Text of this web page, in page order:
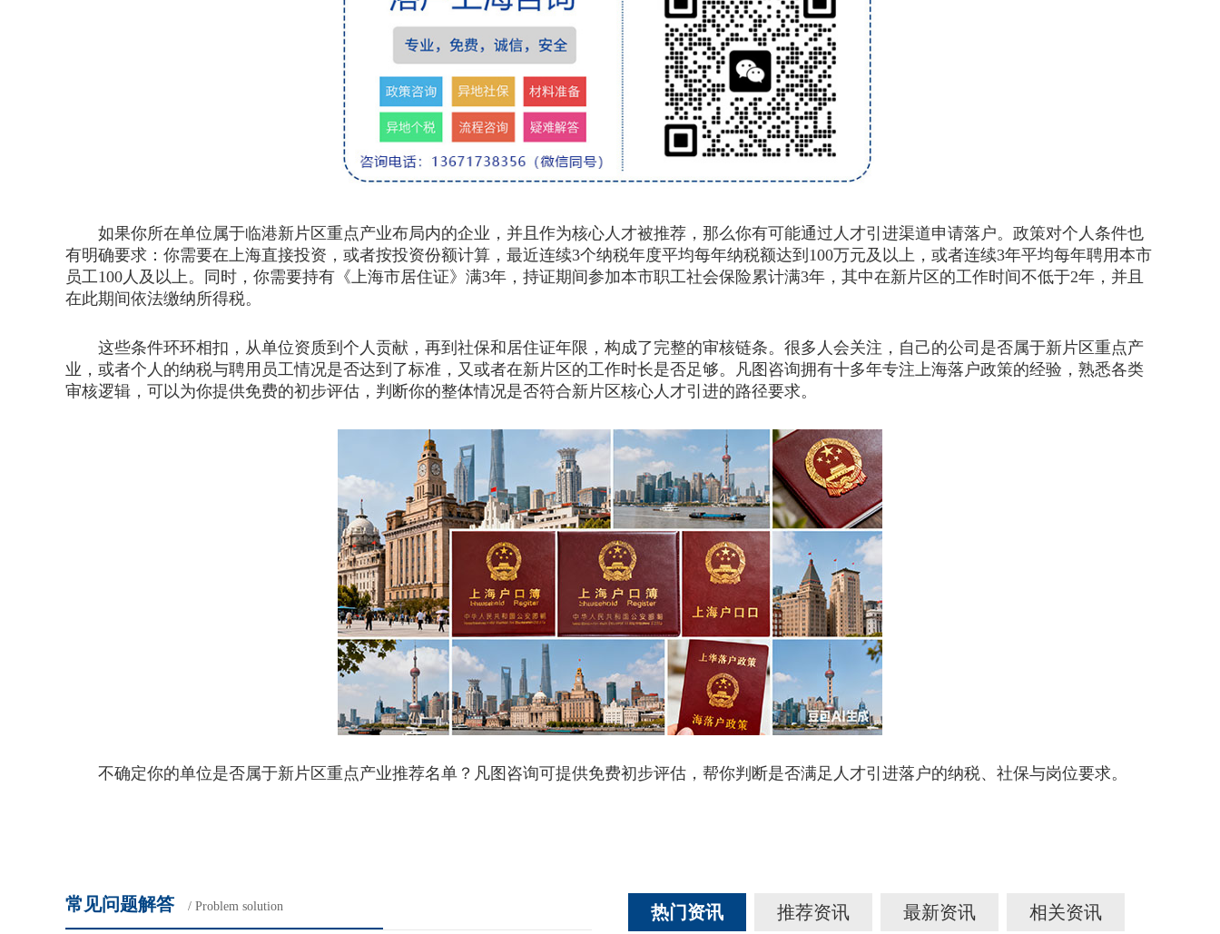
如果你所在单位属于临港新片区重点产业布局内的企业，并且作为核心人才被推荐，那么你有可能通过人才引进渠道申请落户。政策对个人条件也
有明确要求：你需要在上海直接投资，或者按投资份额计算，最近连续3个纳税年度平均每年纳税额达到100万元及以上，或者连续3年平均每年聘用本市
员工100人及以上。同时，你需要持有《上海市居住证》满3年，持证期间参加本市职工社会保险累计满3年，其中在新片区的工作时间不低于2年，并且
在此期间依法缴纳所得税。
这些条件环环相扣，从单位资质到个人贡献，再到社保和居住证年限，构成了完整的审核链条。很多人会关注，自己的公司是否属于新片区重点产
业，或者个人的纳税与聘用员工情况是否达到了标准，又或者在新片区的工作时长是否足够。凡图咨询拥有十多年专注上海落户政策的经验，熟悉各类
审核逻辑，可以为你提供免费的初步评估，判断你的整体情况是否符合新片区核心人才引进的路径要求。
不确定你的单位是否属于新片区重点产业推荐名单？凡图咨询可提供免费初步评估，帮你判断是否满足人才引进落户的纳税、社保与岗位要求。
常见问题解答 / Problem solution 热门资讯 推荐资讯 最新资讯 相关资讯